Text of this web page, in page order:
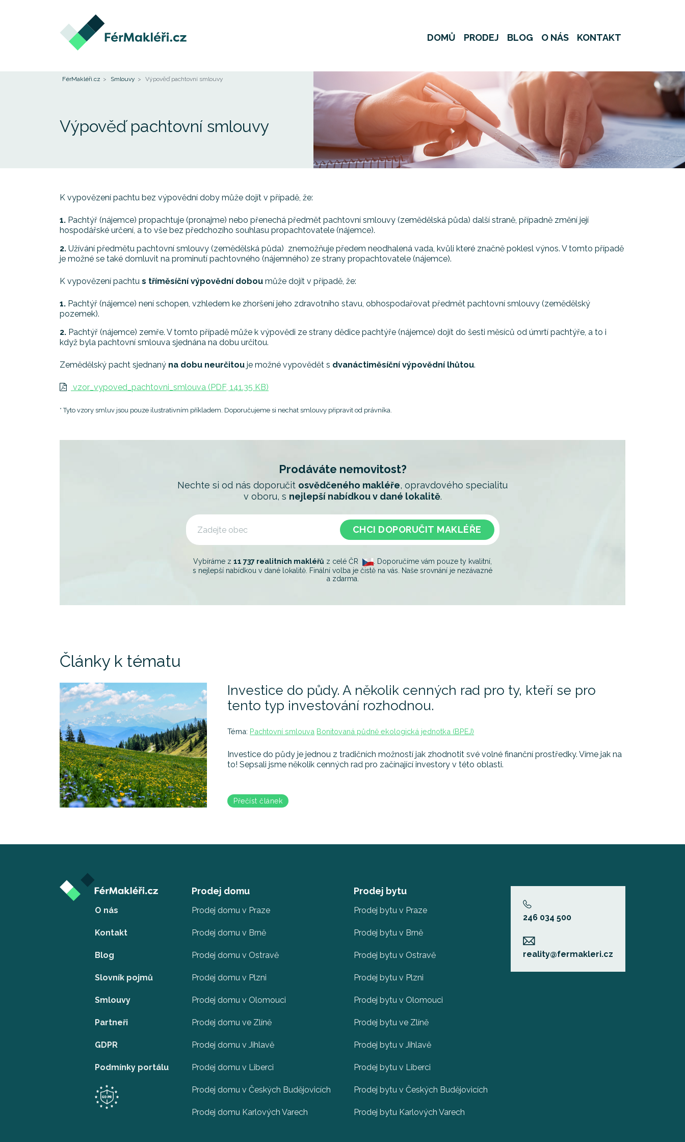
DOMŮ PRODEJ BLOG O NÁS KONTAKT
FérMakléři.cz Smlouvy Výpověď pachtovní smlouvy
Výpověď pachtovní smlouvy
K vypovězení pachtu bez výpovědní doby může dojít v případě, že:
Pachtýř (nájemce) propachtuje (pronajme) nebo přenechá předmět pachtovní smlouvy (zemědělská půda) další straně, případně změní její
hospodářské určení, a to vše bez předchozího souhlasu propachtovatele (nájemce).
Užívání předmětu pachtovní smlouvy (zemědělská půda) znemožňuje předem neodhalená vada, kvůli které značně poklesl výnos. V tomto případě
je možné se také domluvit na prominutí pachtovného (nájemného) ze strany propachtovatele (nájemce).
K vypovězení pachtu s tříměsíční výpovědní dobou může dojít v případě, že:
Pachtýř (nájemce) není schopen, vzhledem ke zhoršení jeho zdravotního stavu, obhospodařovat předmět pachtovní smlouvy (zemědělský
pozemek).
Pachtýř (nájemce) zemře. V tomto případě může k výpovědi ze strany dědice pachtýře (nájemce) dojít do šesti měsíců od úmrtí pachtýře, a to i
když byla pachtovní smlouva sjednána na dobu určitou.
Zemědělský pacht sjednaný na dobu neurčitou je možné vypovědět s dvanáctiměsíční výpovědní lhůtou.
vzor_vypoved_pachtovni_smlouva (PDF, 141.35 KB)
* Tyto vzory smluv jsou pouze ilustrativním příkladem. Doporučujeme si nechat smlouvy připravit od právníka.
Prodáváte nemovitost?
Nechte si od nás doporučit osvědčeného makléře, opravdového specialitu
v oboru, s nejlepší nabídkou v dané lokalitě.
CHCI DOPORUČIT MAKLÉŘE
Vybíráme z 11 737 realitních makléřů z celé ČR
. Doporučíme vám pouze ty kvalitní,
s nejlepší nabídkou v dané lokalitě. Finální volba je čistě na vás. Naše srovnání je nezávazné
a zdarma.
Články k tématu
Investice do půdy. A několik cenných rad pro ty, kteří se pro
tento typ investování rozhodnou.
Téma: Pachtovní smlouva Bonitovaná půdně ekologická jednotka (BPEJ)
Investice do půdy je jednou z tradičních možností jak zhodnotit své volné finanční prostředky. Víme jak na
to! Sepsali jsme několik cenných rad pro začínající investory v této oblasti.
Přečíst článek
O nás
Kontakt
Blog
Slovník pojmů
Smlouvy
Partneři
GDPR
Podmínky portálu
Prodej domu
Prodej domu v Praze
Prodej domu v Brně
Prodej domu v Ostravě
Prodej domu v Plzni
Prodej domu v Olomouci
Prodej domu ve Zlíně
Prodej domu v Jihlavě
Prodej domu v Liberci
Prodej domu v Českých Budějovicích
Prodej domu Karlových Varech
Prodej bytu
Prodej bytu v Praze
Prodej bytu v Brně
Prodej bytu v Ostravě
Prodej bytu v Plzni
Prodej bytu v Olomouci
Prodej bytu ve Zlíně
Prodej bytu v Jihlavě
Prodej bytu v Liberci
Prodej bytu v Českých Budějovicích
Prodej bytu Karlových Varech
246 034 500
reality@fermakleri.cz